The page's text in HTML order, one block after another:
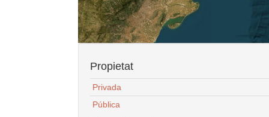
Propietat
Privada
Pública